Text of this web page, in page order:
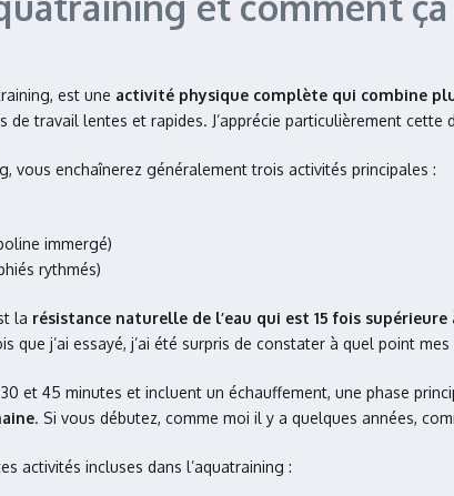
est une activité physique complète qui combine
de travail lentes et rapides. J’apprécie particulièrement
vous enchaînerez généralement trois activités principales :
immergé)
rythmés)
la résistance naturelle de l’eau qui est 15 fois supérieure
que j’ai essayé, j’ai été surpris de constater à quel point
et 45 minutes et incluent un échauffement, une phase
. Si vous débutez, comme moi il y a quelques années,
activités incluses dans l’aquatraining :